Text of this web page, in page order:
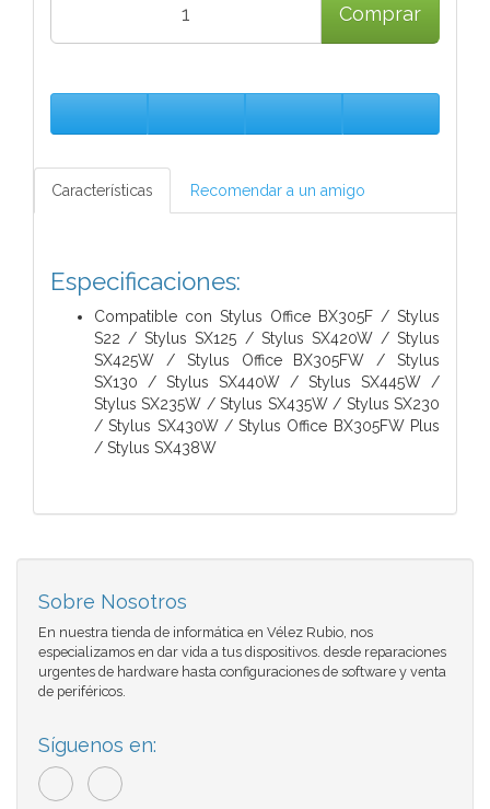
Comprar
Características Recomendar a un amigo
Especificaciones:
Compatible con Stylus Office BX305F / Stylus
S22 / Stylus SX125 / Stylus SX420W / Stylus
SX425W / Stylus Office BX305FW / Stylus
SX130 / Stylus SX440W / Stylus SX445W /
Stylus SX235W / Stylus SX435W / Stylus SX230
/ Stylus SX430W / Stylus Office BX305FW Plus
/ Stylus SX438W
Sobre Nosotros
En nuestra tienda de informática en Vélez Rubio, nos
especializamos en dar vida a tus dispositivos. desde reparaciones
urgentes de hardware hasta configuraciones de software y venta
de periféricos.
Síguenos en: